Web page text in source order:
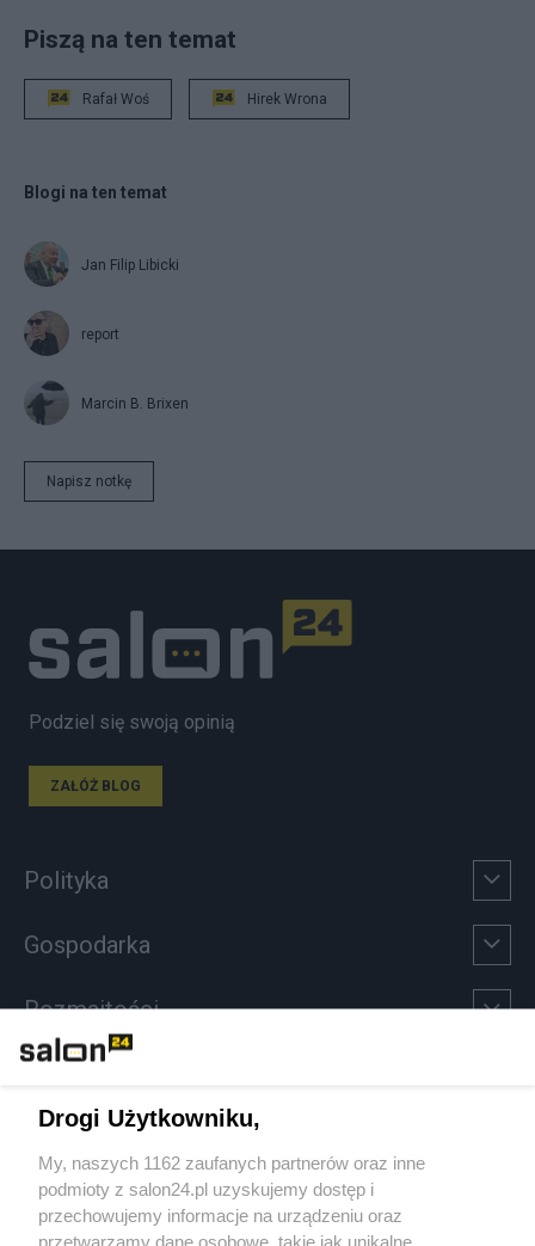
Piszą na ten temat
Rafał Woś Hirek Wrona
Blogi na ten temat
Jan Filip Libicki
report
Marcin B. Brixen
Napisz notkę
Podziel się swoją opinią
ZAŁÓŻ BLOG
Polityka
Gospodarka
Rozmaitości
Sport
Społeczeństwo
Drogi Użytkowniku,
My, naszych 1162 zaufanych partnerów oraz inne
podmioty z salon24.pl uzyskujemy dostęp i
przechowujemy informacje na urządzeniu oraz
przetwarzamy dane osobowe, takie jak unikalne